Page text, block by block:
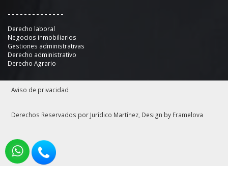
--------------
Derecho laboral
Negocios inmobiliarios
Gestiones administrativas
Derecho administrativo
Derecho Agrario
Aviso de privacidad
Derechos Reservados por Jurídico Martínez, Design by Framelova